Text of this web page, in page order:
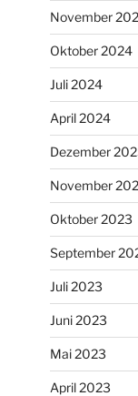
November
Oktober 2024
Juli 2024
April 2024
Dezember
November
Oktober 2023
September
Juli 2023
Juni 2023
Mai 2023
April 2023